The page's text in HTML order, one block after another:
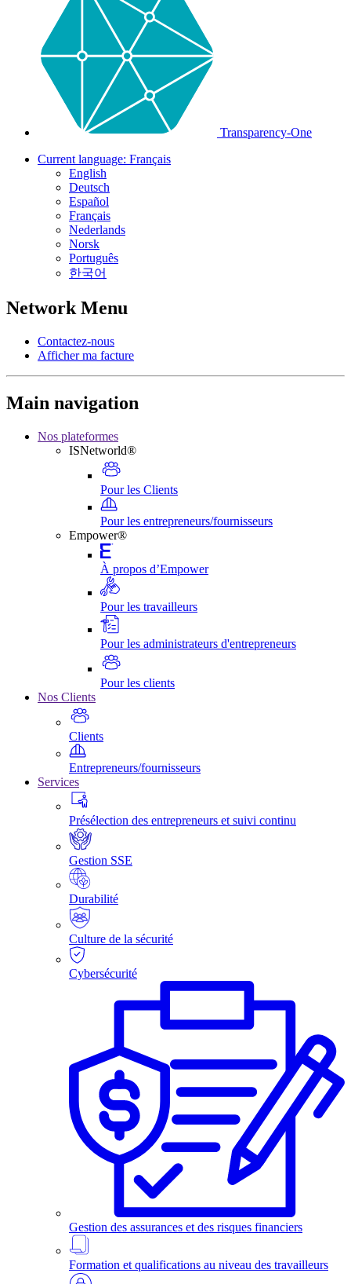
Transparency-One
Current language: Français
English
Deutsch
Español
Français
Nederlands
Norsk
Português
한국어
Network Menu
Contactez-nous
Afficher ma facture
Main navigation
Nos plateformes
ISNetworld®
Pour les Clients
Pour les entrepreneurs/fournisseurs
Empower®
À propos d’Empower
Pour les travailleurs
Pour les administrateurs d'entrepreneurs
Pour les clients
Nos Clients
Clients
Entrepreneurs/fournisseurs
Services
Présélection des entrepreneurs et suivi continu
Gestion SSE
Durabilité
Culture de la sécurité
Cybersécurité
Gestion des assurances et des risques financiers
Formation et qualifications au niveau des travailleurs